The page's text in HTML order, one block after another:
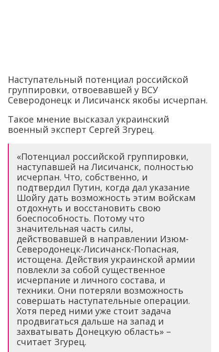
Наступательный потенциал российской
группировки, отвоевавшей у ВСУ
Северодонецк и Лисичанск якобы исчерпан.
Такое мнение высказал украинский
военный эксперт Сергей Згурец.
«Потенциал российской группировки,
наступавшей на Лисичанск, полностью
исчерпан. Что, собственно, и
подтвердил Путин, когда дал указание
Шойгу дать возможность этим войскам
отдохнуть и восстановить свою
боеспособность. Потому что
значительная часть силы,
действовавшей в направлении Изюм-
Северодонецк-Лисичанск-Попасная,
истощена. Действия украинской армии
повлекли за собой существенное
исчерпание и личного состава, и
техники. Они потеряли возможность
совершать наступательные операции.
Хотя перед ними уже стоит задача
продвигаться дальше на запад и
захватывать Донецкую область» –
считает Згурец.